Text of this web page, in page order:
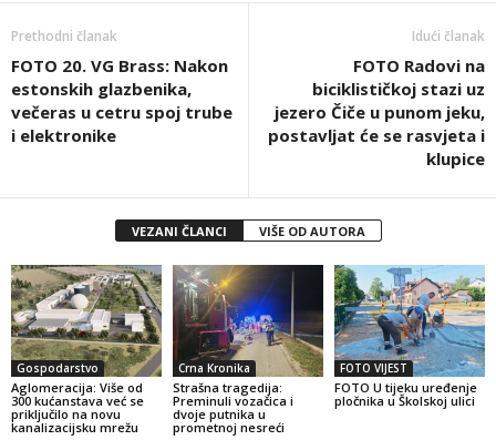
Prethodni članak
FOTO 20. VG Brass: Nakon
estonskih glazbenika,
večeras u cetru spoj trube
i elektronike
Idući članak
FOTO Radovi na
biciklističkoj stazi uz
jezero Čiče u punom jeku,
postavljat će se rasvjeta i
klupice
VEZANI ČLANCI VIŠE OD AUTORA
Gospodarstvo
Aglomeracija: Više od
300 kućanstava već se
priključilo na novu
kanalizacijsku mrežu
Crna Kronika
Strašna tragedija:
Preminuli vozačica i
dvoje putnika u
prometnoj nesreći
FOTO VIJEST
FOTO U tijeku uređenje
pločnika u Školskoj ulici